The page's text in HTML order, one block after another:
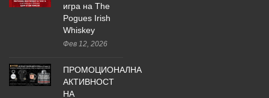
игра на The
Pogues Irish
Whiskey
Фев 12, 2026
ПРОМОЦИОНАЛНА
АКТИВНОСТ
НА